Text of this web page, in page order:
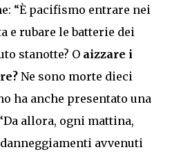
“È pacifismo entrare nei
e rubare le batterie dei
stanotte? O aizzare i
Ne sono morte dieci
ha anche presentato una
allora, ogni mattina,
avvenuti